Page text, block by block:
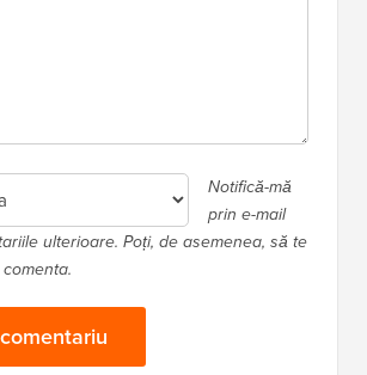
Notifică-mă
prin e-mail
ulterioare. Poți, de asemenea, să te